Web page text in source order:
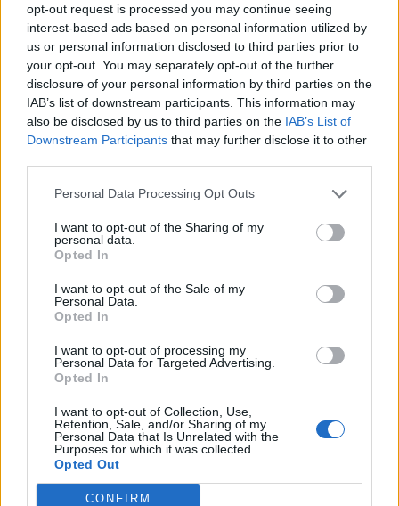
opt-out request is processed you may continue seeing
interest-based ads based on personal information utilized by
us or personal information disclosed to third parties prior to
your opt-out. You may separately opt-out of the further
disclosure of your personal information by third parties on the
IAB’s list of downstream participants. This information may
also be disclosed by us to third parties on the IAB’s List of
Downstream Participants that may further disclose it to other
Personal Data Processing Opt Outs
I want to opt-out of the Sharing of my
personal data.
Opted In
I want to opt-out of the Sale of my
Personal Data.
Opted In
I want to opt-out of processing my
Personal Data for Targeted Advertising.
Opted In
I want to opt-out of Collection, Use,
Retention, Sale, and/or Sharing of my
Personal Data that Is Unrelated with the
Purposes for which it was collected.
Opted Out
CONFIRM
Váš názor
Antonín Schejbal: Dostupnost bydlení by měla
být priorita každého komunálního politika
redakce - 8. 9. 2022
Názory v rubrice „Váš názor“ se nemusí shodovat s názory redakce.
PŘÍBRAM - Hlavní témata letošních komunálních voleb budou u všech
politických stran a hnutí kandidujících do...
- 12. 8. 2022
PŘÍBRAM – Koncem září, konkrétně o víkendu 23. a 24. září, se konají
komunální volby. Český statistický úřad už zveřejnil všechny
kandidátky. V Příbrami se...